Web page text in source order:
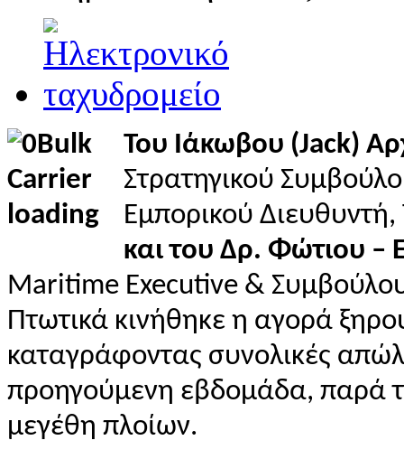
Του Ιάκωβου (Jack)
Στρατηγικού
Εμπορικού
και του Δρ. Φώτιου –
Maritime Executive &
Πτωτικά κινήθηκε η αγορά
καταγράφοντας συνολικές
προηγούμενη εβδομάδα, παρά
μεγέθη πλοίων.